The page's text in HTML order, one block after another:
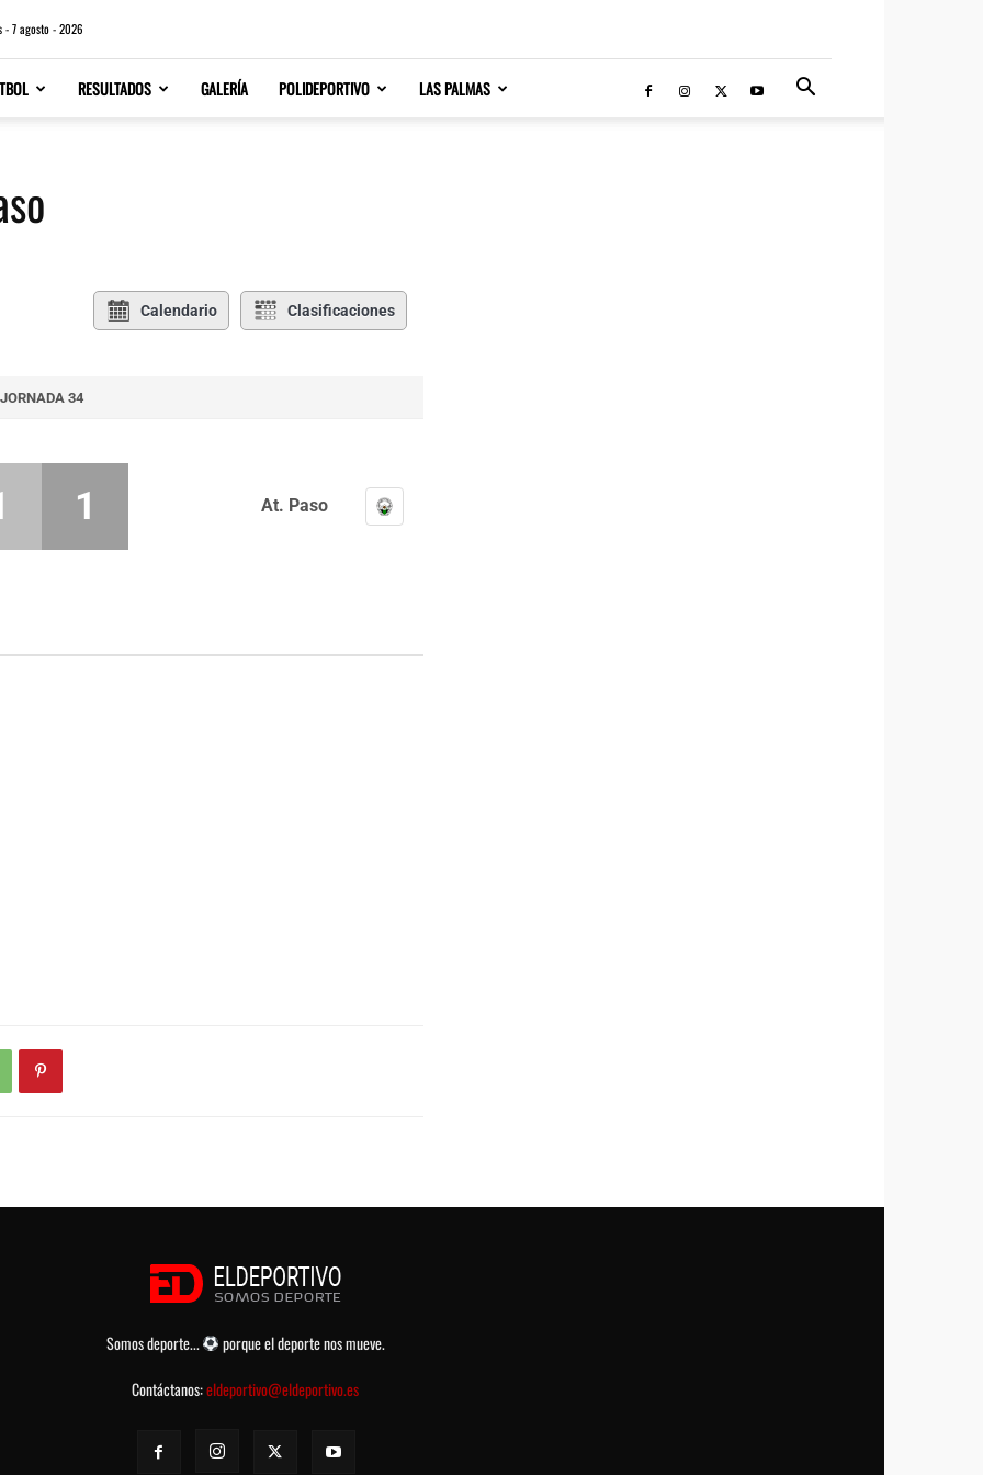
- 7 agosto - 2026
RESULTADOS GALERÍA POLIDEPORTIVO LAS PALMAS
Calendario Clasificaciones
JORNADA 34
At. Paso
1
Somos deporte...
porque el deporte nos mueve.
Contáctanos:eldeportivo@eldeportivo.es